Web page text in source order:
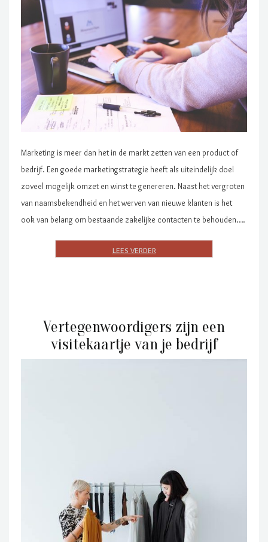
Marketing is meer dan het in de markt zetten van een product of
bedrijf. Een goede marketingstrategie heeft als uiteindelijk doel
zoveel mogelijk omzet en winst te genereren. Naast het vergroten
van naamsbekendheid en het werven van nieuwe klanten is het
ook van belang om bestaande zakelijke contacten te behouden….
Vertegenwoordigers zijn een
visitekaartje van je bedrijf